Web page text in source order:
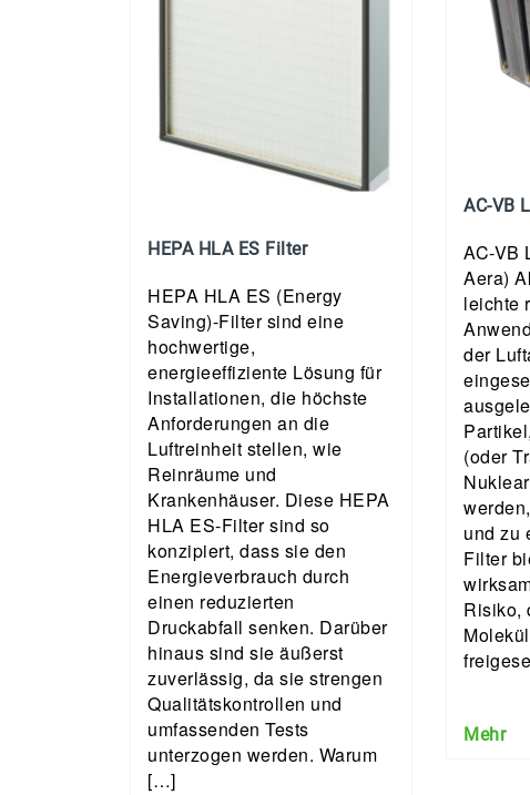
HEPA HLA ES Filter
HEPA HLA ES (Energy
Saving)-Filter sind eine
hochwertige,
energieeffiziente Lösung für
Installationen, die höchste
Anforderungen an die
Luftreinheit stellen, wie
Reinräume und
Krankenhäuser. Diese HEPA
HLA ES-Filter sind so
konzipiert, dass sie den
Energieverbrauch durch
einen reduzierten
Druckabfall senken. Darüber
hinaus sind sie äußerst
zuverlässig, da sie strengen
Qualitätskontrollen und
umfassenden Tests
unterzogen werden. Warum
[…]
AC-VB
AC-VB
Aera)
leichte
der
(oder
und zu
Filter
Risiko,
Mehr